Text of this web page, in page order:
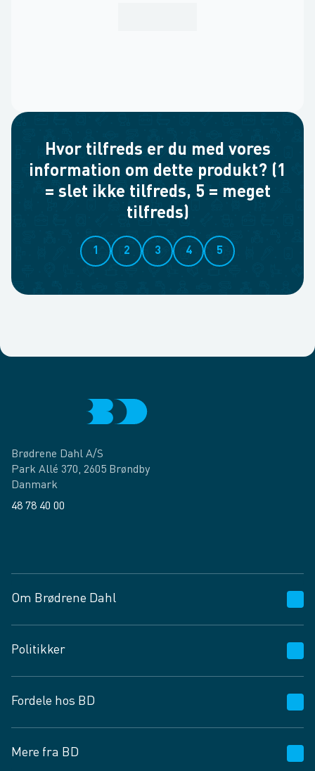
Hvor tilfreds er du med vores
information om dette produkt? (1
= slet ikke tilfreds, 5 = meget
tilfreds)
1 2 3 4 5
Brødrene Dahl A/S
Park Allé 370, 2605 Brøndby
Danmark
48 78 40 00
Om Brødrene Dahl
Vagttelefon 30 10 89 89
Spørgsmål og svar
Job og karriere
Fødevarekontrolrapport
Politikker
Privatlivspolitik
Cookies
Vilkår og betingelser
Fordele hos BD
BD app
Mere fra BD